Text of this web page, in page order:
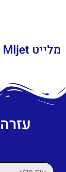
מלייט Mljet – מסעדות מומלצות